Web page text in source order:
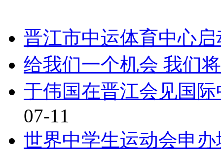
晋江市中运体育中心
给我们一个机会 我们
于伟国在晋江会见国
07-11
世界中学生运动会申